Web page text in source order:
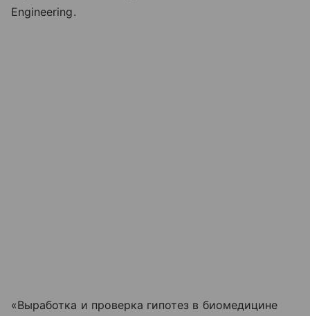
Engineering.
«Выработка и проверка гипотез в биомедицине